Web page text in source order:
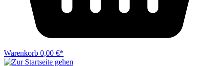
Warenkorb 0,00 €*